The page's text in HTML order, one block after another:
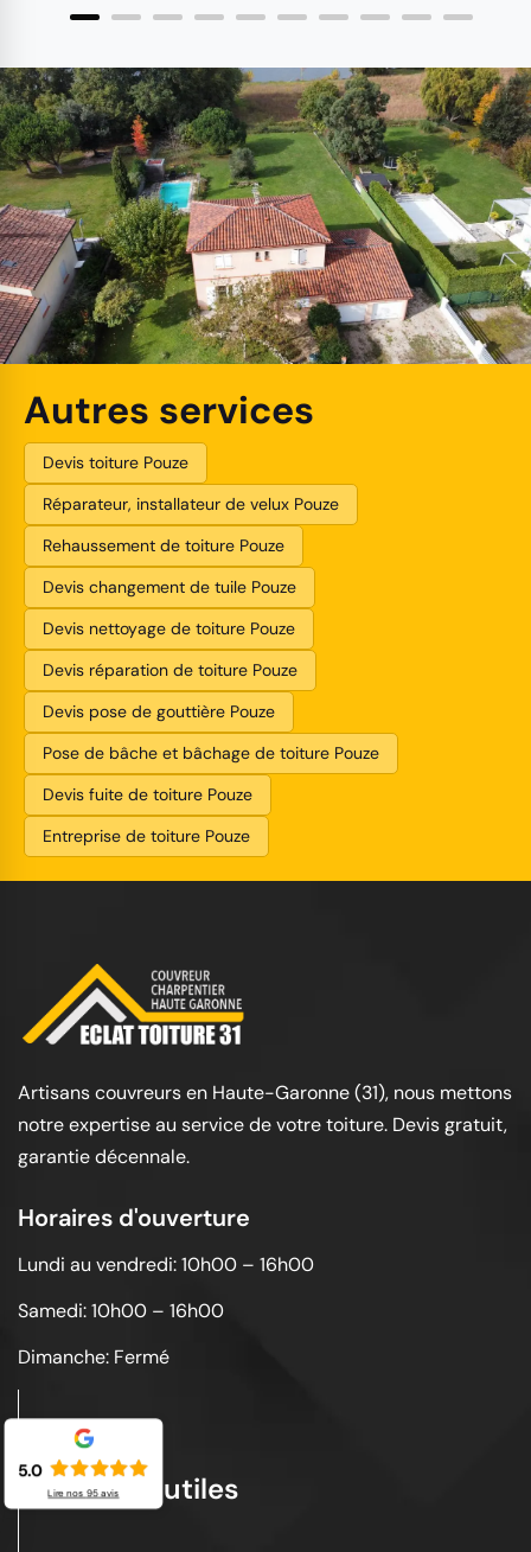
Autres services
Devis toiture Pouze
Réparateur, installateur de velux Pouze
Rehaussement de toiture Pouze
Devis changement de tuile Pouze
Devis nettoyage de toiture Pouze
Devis réparation de toiture Pouze
Devis pose de gouttière Pouze
Pose de bâche et bâchage de toiture Pouze
Devis fuite de toiture Pouze
Entreprise de toiture Pouze
Artisans couvreurs en Haute-Garonne (31), nous mettons
notre expertise au service de votre toiture. Devis gratuit,
garantie décennale.
Horaires d'ouverture
Lundi au vendredi: 10h00 – 16h00
Samedi: 10h00 – 16h00
Dimanche: Fermé
Liens utiles
5.0
Lire nos 95avis